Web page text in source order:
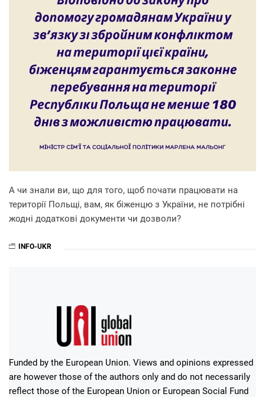
А чи знали ви, що для того, щоб почати працювати на
території Польщі, вам, як біженцю з України, не потрібні
жодні додаткові документи чи дозволи?
INFO-UKR
Funded by the European Union. Views and opinions expressed
are however those of the authors only and do not necessarily
reflect those of the European Union or European Social Fund